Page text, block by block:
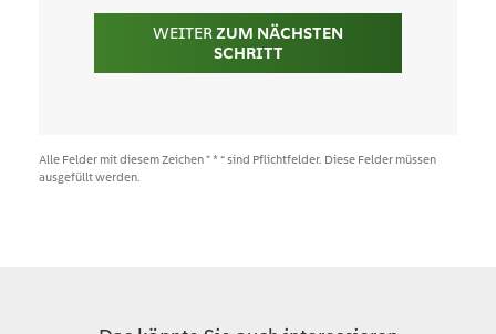
WEITERZUM NÄCHSTEN
SCHRITT
Alle Felder mit diesem Zeichen ” * “ sind Pflichtfelder. Diese Felder müssen
ausgefüllt werden.